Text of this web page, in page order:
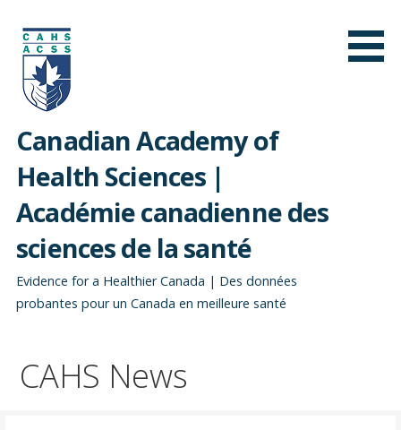
contenu
Canadian Academy of
Health Sciences |
Académie canadienne des
sciences de la santé
Evidence for a Healthier Canada | Des données
probantes pour un Canada en meilleure santé
CAHS News